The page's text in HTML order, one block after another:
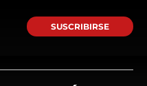
SUSCRIBIRSE